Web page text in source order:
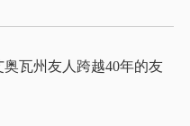
瓦州友人跨越40年的友